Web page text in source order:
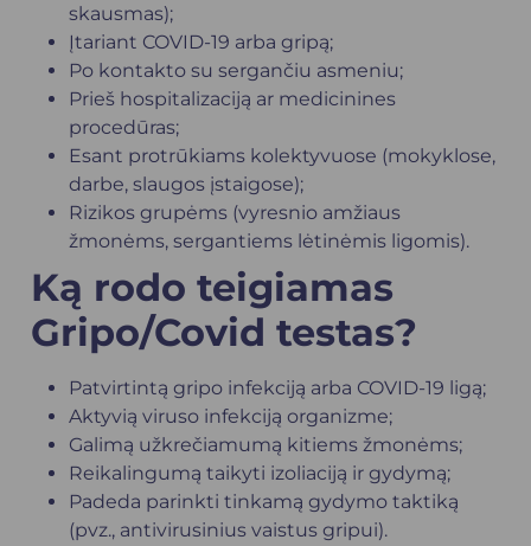
skausmas);
Įtariant COVID-19 arba gripą;
Po kontakto su sergančiu asmeniu;
Prieš hospitalizaciją ar medicinines
procedūras;
Esant protrūkiams kolektyvuose (mokyklose,
darbe, slaugos įstaigose);
Rizikos grupėms (vyresnio amžiaus
žmonėms, sergantiems lėtinėmis ligomis).
Ką rodo teigiamas
Gripo/Covid testas?
Patvirtintą gripo infekciją arba COVID-19 ligą;
Aktyvią viruso infekciją organizme;
Galimą užkrečiamumą kitiems žmonėms;
Reikalingumą taikyti izoliaciją ir gydymą;
Padeda parinkti tinkamą gydymo taktiką
(pvz., antivirusinius vaistus gripui).